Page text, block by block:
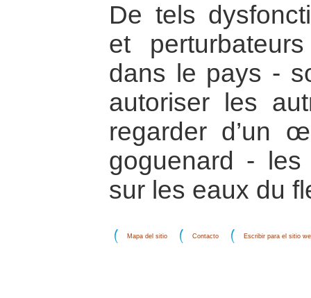
De tels
et
dans le pays -
autoriser les
regarder d’un
goguenard -
sur les eaux du
Mapa del sitio Contacto Escribir para el sitio